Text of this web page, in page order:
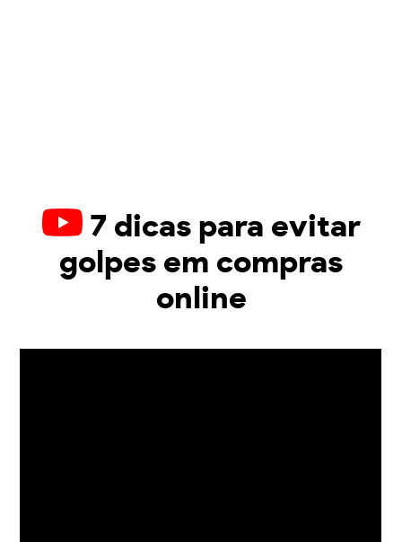
7 dicas para evitar
golpes em compras
online